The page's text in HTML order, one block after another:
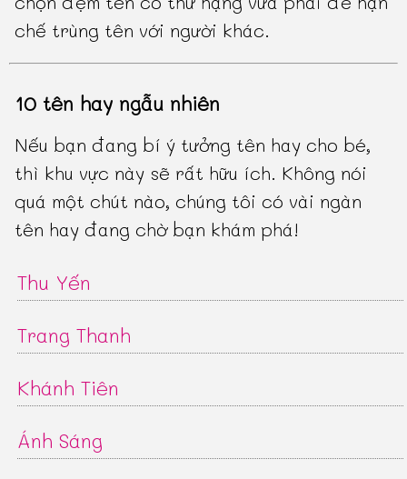
chế trùng tên với người khác.
10 tên hay ngẫu nhiên
Nếu bạn đang bí ý tưởng tên hay cho bé,
thì khu vực này sẽ rất hữu ích. Không nói
quá một chút nào, chúng tôi có vài ngàn
tên hay đang chờ bạn khám phá!
Thu Yến
Trang Thanh
Khánh Tiên
Ánh Sáng